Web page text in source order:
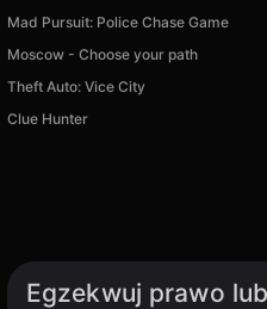
Mad Pursuit: Police Chase Game
Moscow - Choose your path
Theft Auto: Vice City
Clue Hunter
Egzekwuj prawo